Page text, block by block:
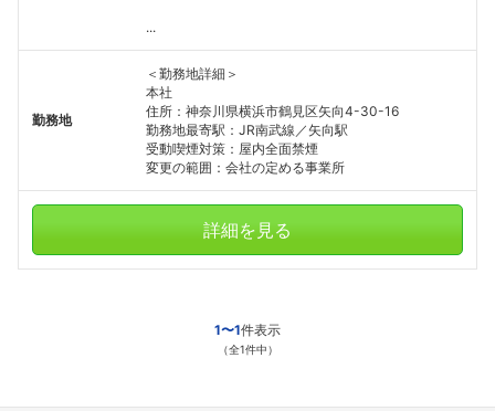
...
勤務地
＜勤務地詳細＞
本社
住所：神奈川県横浜市鶴見区矢向4-30-16
勤務地最寄駅：JR南武線／矢向駅
受動喫煙対策：屋内全面禁煙
変更の範囲：会社の定める事業所
詳細を見る
1〜1件表示
（全1件中）